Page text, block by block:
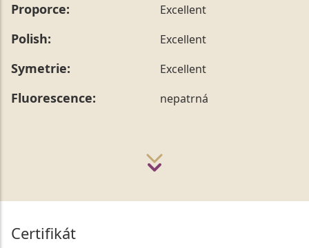
Proporce: Excellent
Polish: Excellent
Symetrie: Excellent
Fluorescence: nepatrná
Certifikát